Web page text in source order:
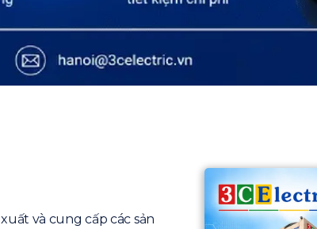
và cung cấp các sản